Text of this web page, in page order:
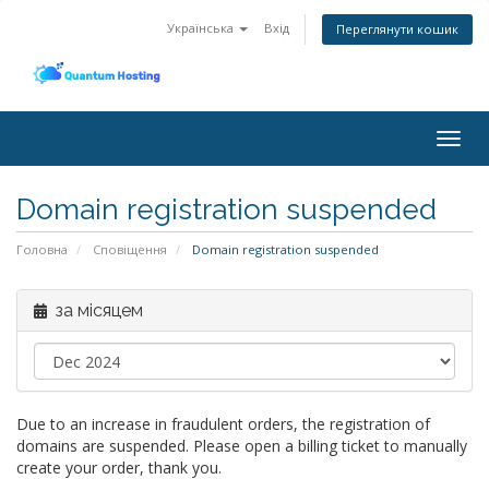
Українська Вхід Переглянути кошик
Domain registration suspended
Головна Сповіщення Domain registration suspended
за місяцем
Due to an increase in fraudulent orders, the registration of
domains are suspended. Please open a billing ticket to manually
create your order, thank you.